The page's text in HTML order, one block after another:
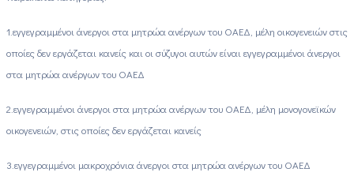
1.εγγεγραμμένοι άνεργοι στα μητρώα ανέργων του ΟΑΕΔ, μέλη οικογενειών στις
οποίες δεν εργάζεται κανείς και οι σύζυγοι αυτών είναι εγγεγραμμένοι άνεργοι
στα μητρώα ανέργων του ΟΑΕΔ
2.εγγεγραμμένοι άνεργοι στα μητρώα ανέργων του ΟΑΕΔ, μέλη μονογονεϊκών
οικογενειών, στις οποίες δεν εργάζεται κανείς
3.εγγεγραμμένοι μακροχρόνια άνεργοι στα μητρώα ανέργων του ΟΑΕΔ